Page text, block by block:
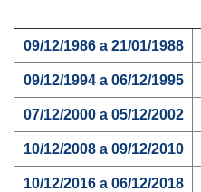
09/12/1986 a 21/01/1988
09/12/1994 a 06/12/1995
07/12/2000 a 05/12/2002
10/12/2008 a 09/12/2010
10/12/2016 a 06/12/2018